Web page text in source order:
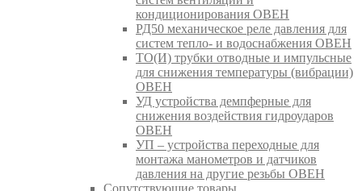
кондиционирования ОВЕН
РД50 механическое реле давления для
систем тепло- и водоснабжения ОВЕН
ТО(И) трубки отводные и импульсные
для снижения температуры (вибрации)
ОВЕН
УД устройства демпферные для
снижения воздействия гидроударов
ОВЕН
УП – устройства переходные для
монтажа манометров и датчиков
давления на другие резьбы ОВЕН
Сопутствующие товары